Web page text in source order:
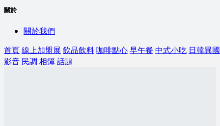
關於
關於我們
首頁線上加盟展 飲品飲料咖啡點心早午餐 中式小吃 日韓異國
影音 民調 相簿話題